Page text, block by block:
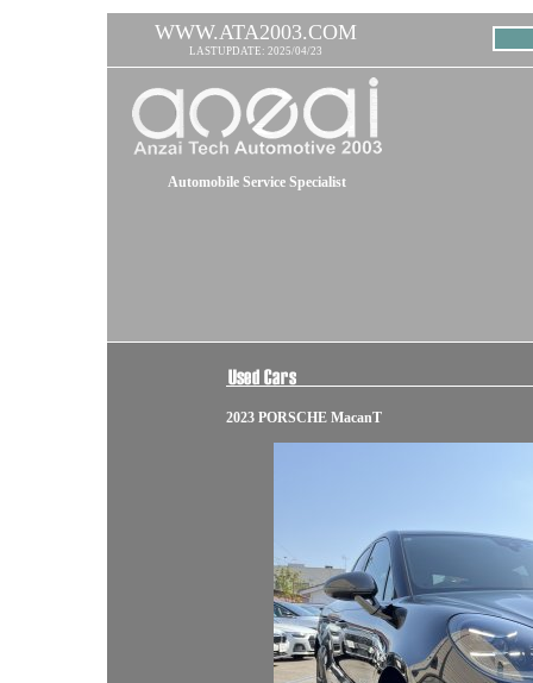
WWW.ATA2003.COM
LASTUPDATE: 2025/04/23
Automobile Service Specialist
2023 PORSCHE MacanT